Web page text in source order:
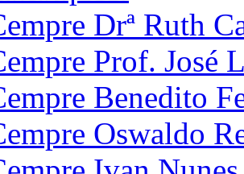
Drª Ruth
Prof. José
Benedito
Oswaldo